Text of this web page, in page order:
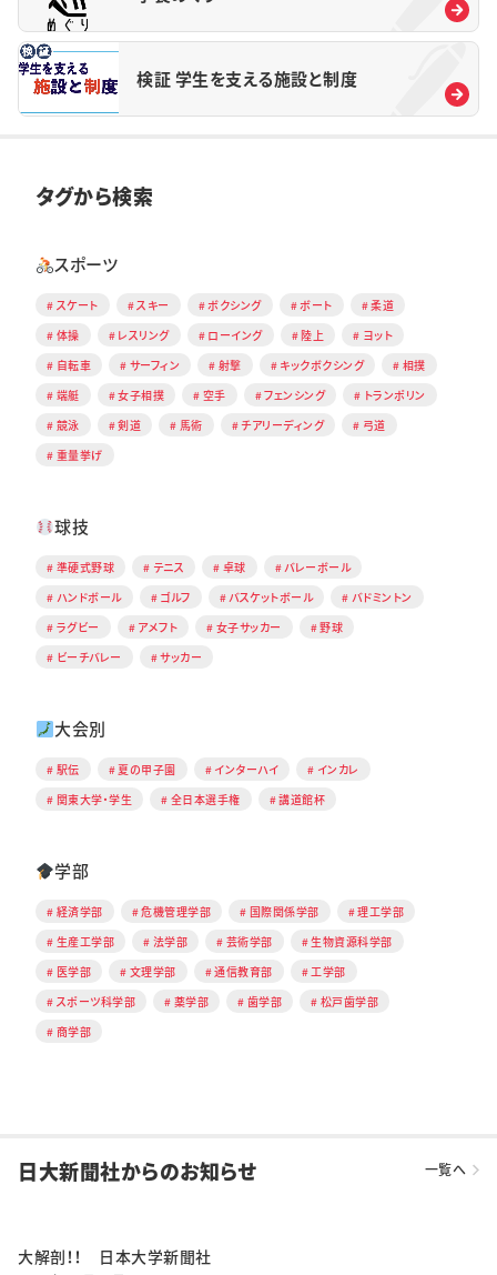
検証 学生を支える施設と制度
タグから検索
スポーツ
スケート スキー ボクシング ボート
柔道
体操
レスリング ローイング 陸上
ヨット
自転車
サーフィン 射撃 キックボクシング
相撲
端艇
女子相撲 空手 フェンシング
トランポリン
競泳
剣道 馬術 チアリーディング
弓道
重量挙げ
球技
準硬式野球 テニス 卓球
バレーボール
ハンドボール
ゴルフ バスケットボール
バドミントン
ラグビー
アメフト 女子サッカー
野球
ビーチバレー
サッカー
大会別
駅伝 夏の甲子園 インターハイ
インカレ
関東大学・学生
全日本選手権 講道館杯
学部
経済学部 危機管理学部 国際関係学部
理工学部
生産工学部
法学部 芸術学部
生物資源科学部
医学部
文理学部 通信教育部
工学部
スポーツ科学部
薬学部 歯学部
松戸歯学部
商学部
日大新聞社からのお知らせ 一覧へ
大解剖！！ 日本大学新聞社